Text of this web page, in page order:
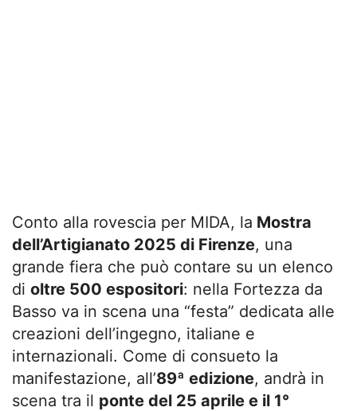
Conto alla rovescia per MIDA, la Mostra
dell’Artigianato 2025 di Firenze, una
grande fiera che può contare su un elenco
di oltre 500 espositori: nella Fortezza da
Basso va in scena una “festa” dedicata alle
creazioni dell’ingegno, italiane e
internazionali. Come di consueto la
manifestazione, all’89ª edizione, andrà in
scena tra il ponte del 25 aprile e il 1°